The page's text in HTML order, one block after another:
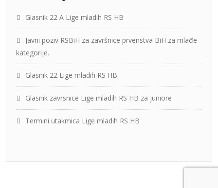
Glasnik 22 A Lige mladih RS HB
Javni poziv RSBiH za završnice prvenstva BiH za mlađe
kategorije.
Glasnik 22 Lige mladih RS HB
Glasnik zavrsnice Lige mladih RS HB za juniore
Termini utakmica Lige mladih RS HB